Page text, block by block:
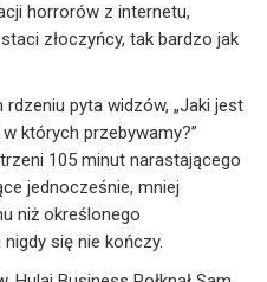
horrorów z internetu,
złoczyńcy, tak bardzo jak
pyta widzów, „Jaki jest
których przebywamy?”
105 minut narastającego
jednocześnie, mniej
niż określonego
się nie kończy.